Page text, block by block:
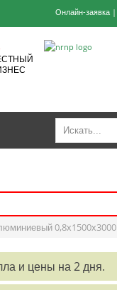
Онлайн-заявка|
0,8х1500х3000
и цены на 2 дня.